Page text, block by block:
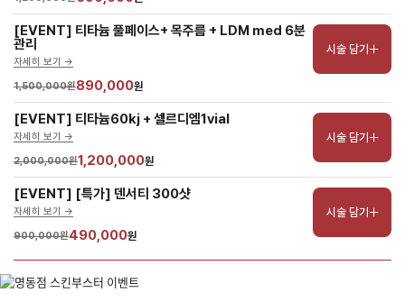
[EVENT] 티타늄 풀페이스+ 목주름 + LDM med 6분
관리
자세히 보기 ->
1,500,000원890,000원
시술 담기
[EVENT] 티타늄60kj + 셀르디엠1vial
자세히 보기 ->
2,000,000원1,200,000원
시술 담기
[EVENT] [특가] 덴서티 300샷
자세히 보기 ->
900,000원490,000원
시술 담기